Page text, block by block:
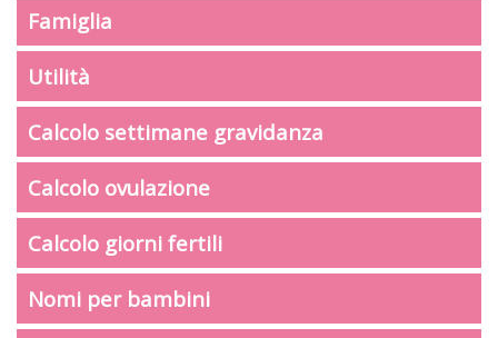
Famiglia
Utilità
Calcolo settimane gravidanza
Calcolo ovulazione
Calcolo giorni fertili
Nomi per bambini